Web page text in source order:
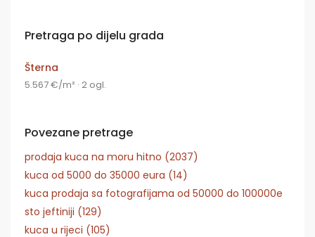
Pretraga po dijelu grada
Šterna
5.567 €/m² · 2 ogl.
Povezane pretrage
prodaja kuca na moru hitno (2037)
kuca od 5000 do 35000 eura (14)
kuca prodaja sa fotografijama od 50000 do 100000e
sto jeftiniji (129)
kuca u rijeci (105)